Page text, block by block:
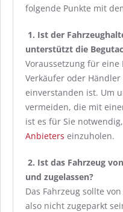
folgende Punkte mit
1. Ist der
unterstützt die
Voraussetzung für
Verkäufer oder
einverstanden ist. Um
vermeiden, die mit
ist es für Sie
Anbieters einzuholen.
2. Ist das Fahrzeug
und zugelassen?
Das Fahrzeug sollte
also nicht zugeparkt